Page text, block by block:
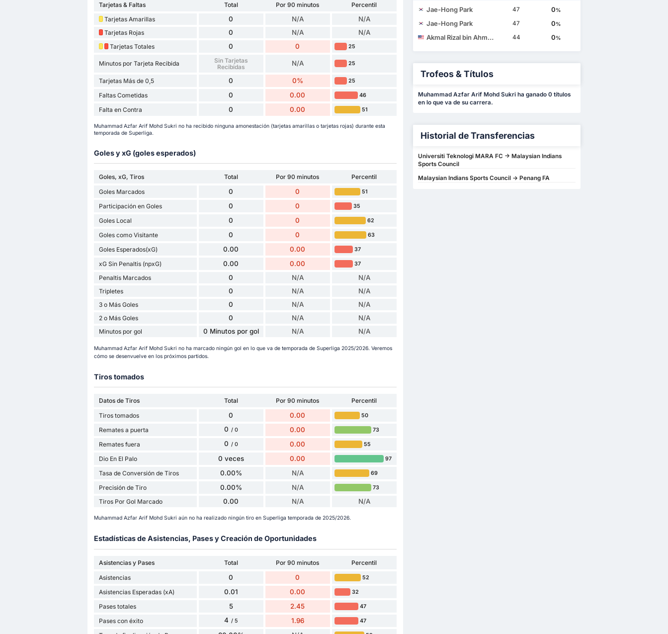
Tarjetas & Faltas Total Por 90 minutos
Percentil
Tarjetas Amarillas
0 N/A N/A
Tarjetas Rojas 0 N/A N/A
Tarjetas Totales 0 0 25
Minutos por Tarjeta Recibida
Sin Tarjetas
Recibidas
N/A 25
Tarjetas Más de 0,5 0 0% 25
Faltas Cometidas 0 0.00 46
Falta en Contra 0 0.00 51
Muhammad Azfar Arif Mohd Sukri no ha recibido ninguna amonestación (tarjetas amarillas o tarjetas rojas) durante esta
temporada de Superliga.
Goles y xG (goles esperados)
Goles, xG, Tiros Total Por 90 minutos
Percentil
Goles Marcados
0 0 51
Participación en Goles 0 0 35
Goles Local 0 0 62
Goles como Visitante 0 0 63
Goles Esperados(xG) 0.00 0.00 37
xG Sin Penaltis (npxG) 0.00 0.00 37
Penaltis Marcados 0 N/A N/A
Tripletes 0 N/A N/A
3 o Más Goles 0 N/A N/A
2 o Más Goles 0 N/A N/A
Minutos por gol 0 Minutos por gol N/A N/A
Muhammad Azfar Arif Mohd Sukri no ha marcado ningún gol en lo que va de temporada de Superliga 2025/2026. Veremos
cómo se desenvuelve en los próximos partidos.
Tiros tomados
Datos de Tiros Total Por 90 minutos
Percentil
Tiros tomados
0 0.00 50
Remates a puerta 0 / 0 0.00 73
Remates fuera 0 / 0 0.00 55
Dio En El Palo 0 veces 0.00 97
Tasa de Conversión de Tiros 0.00% N/A 69
Precisión de Tiro 0.00% N/A 73
Tiros Por Gol Marcado 0.00 N/A N/A
Muhammad Azfar Arif Mohd Sukri aún no ha realizado ningún tiro en Superliga temporada de 2025/2026.
Estadísticas de Asistencias, Pases y Creación de Oportunidades
Asistencias y Pases Total Por 90 minutos
Percentil
Asistencias
0 0 52
Asistencias Esperadas (xA) 0.01 0.00 32
Pases totales 5 2.45 47
Pases con éxito 4 / 5 1.96 47
Jae-Hong Park 47 0%
Jae-Hong Park 47 0%
Akmal Rizal bin Ahmad Rakhli 44 0%
Trofeos & Títulos
Muhammad Azfar Arif Mohd Sukri ha ganado 0 títulos
en lo que va de su carrera.
Historial de Transferencias
Universiti Teknologi MARA FC -> Malaysian Indians
Sports Council
Malaysian Indians Sports Council -> Penang FA